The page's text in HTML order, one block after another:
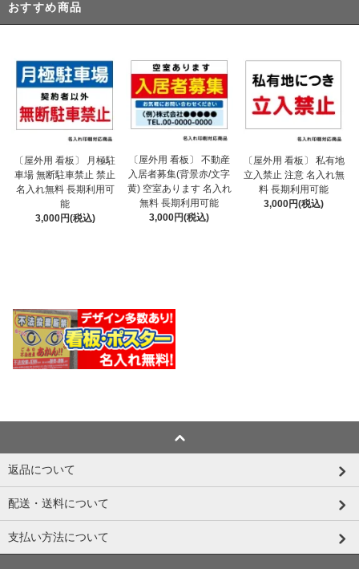
おすすめ商品
〔屋外用 看板〕 月極駐
車場 無断駐車禁止 禁止
名入れ無料 長期利用可
能
3,000円(税込)
〔屋外用 看板〕 不動産
入居者募集(背景赤/文字
黄) 空室あります 名入れ
無料 長期利用可能
3,000円(税込)
〔屋外用 看板〕 私有地
立入禁止 注意 名入れ無
料 長期利用可能
3,000円(税込)
返品について
配送・送料について
支払い方法について